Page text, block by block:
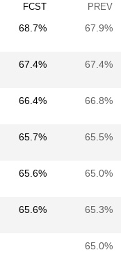
FCST PREV
68.7% 67.9%
67.4% 67.4%
66.4% 66.8%
65.7% 65.5%
65.6% 65.0%
65.6% 65.3%
65.0%